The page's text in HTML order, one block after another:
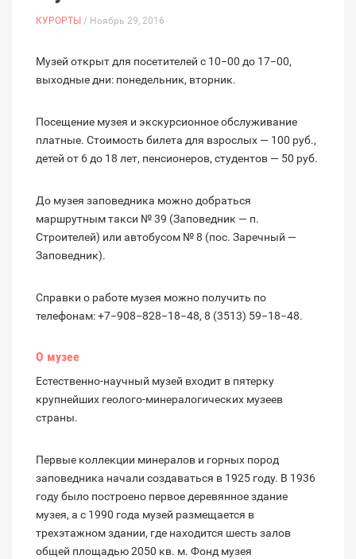
КУРОРТЫ / Ноябрь 29, 2016
Музей открыт для посетителей с 10−00 до 17−00,
выходные дни: понедельник, вторник.
Посещение музея и экскурсионное обслуживание
платные. Стоимость билета для взрослых — 100 руб.,
детей от 6 до 18 лет, пенсионеров, студентов — 50 руб.
До музея заповедника можно добраться
маршрутным такси № 39 (Заповедник — п.
Строителей) или автобусом № 8 (пос. Заречный —
Заповедник).
Справки о работе музея можно получить по
телефонам: +7−908−828−18−48, 8 (3513) 59−18−48.
О музее
Естественно-научный музей входит в пятерку
крупнейших геолого-минералогических музеев
страны.
Первые коллекции минералов и горных пород
заповедника начали создаваться в 1925 году. В 1936
году было построено первое деревянное здание
музея, а с 1990 года музей размещается в
трехэтажном здании, где находится шесть залов
общей площадью 2050 кв. м. Фонд музея